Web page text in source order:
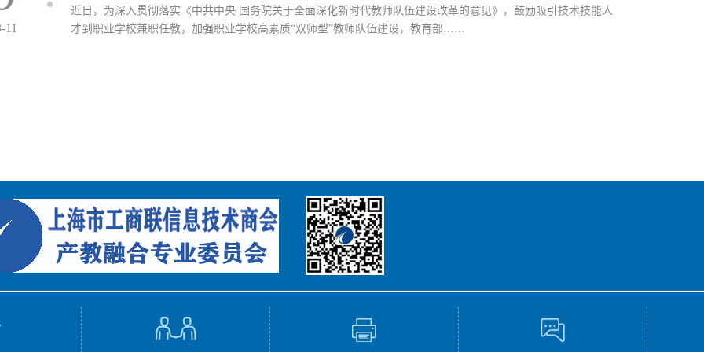
11
近日，为深入贯彻落实《中共中央 国务院关于全面深化新时代教师队伍建设改革的意见》，鼓励吸引技术技能人
才到职业学校兼职任教，加强职业学校高素质“双师型”教师队伍建设，教育部……